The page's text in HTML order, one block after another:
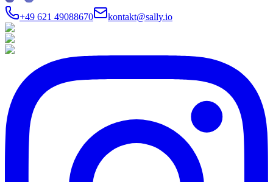
+49 621 49088670 kontakt@sally.io